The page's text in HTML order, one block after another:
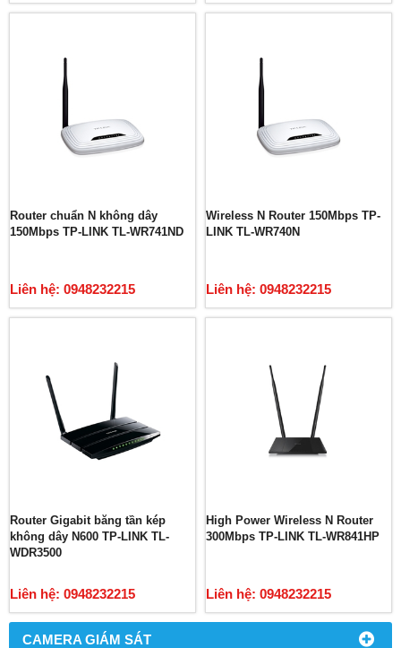
CAMERA GIÁM SÁT
Router chuẩn N không dây
150Mbps TP-LINK TL-WR741ND
Liên hệ: 0948232215
Wireless N Router 150Mbps TP-
LINK TL-WR740N
Liên hệ: 0948232215
Router Gigabit băng tần kép
không dây N600 TP-LINK TL-
WDR3500
Liên hệ: 0948232215
High Power Wireless N Router
300Mbps TP-LINK TL-WR841HP
Liên hệ: 0948232215